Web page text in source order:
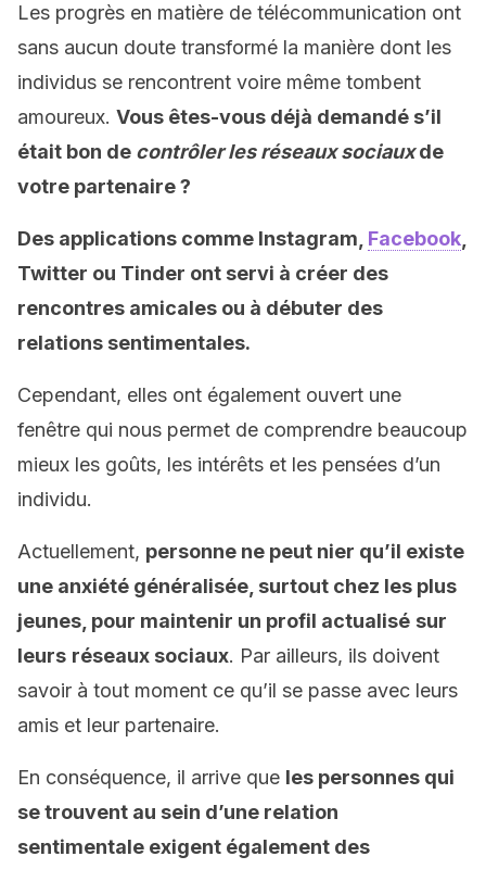
Les progrès en matière de télécommunication ont
sans aucun doute transformé la manière dont les
individus se rencontrent voire même tombent
amoureux. Vous êtes-vous déjà demandé s’il
était bon de contrôler les réseaux sociauxde
votre partenaire ?
Des applications comme Instagram, Facebook
Twitter ou Tinder ont servi à créer des
rencontres amicales ou à débuter des
relations sentimentales.
Cependant, elles ont également ouvert une
fenêtre qui nous permet de comprendre beaucoup
mieux les goûts, les intérêts et les pensées d’un
individu.
Actuellement, personne ne peut nier qu’il existe
une anxiété généralisée, surtout chez les plus
jeunes, pour maintenir un profil actualisé sur
leurs réseaux sociaux. Par ailleurs, ils doivent
savoir à tout moment ce qu’il se passe avec leurs
amis et leur partenaire.
En conséquence, il arrive que les personnes qui
se trouvent au sein d’une relation
sentimentale exigent également des